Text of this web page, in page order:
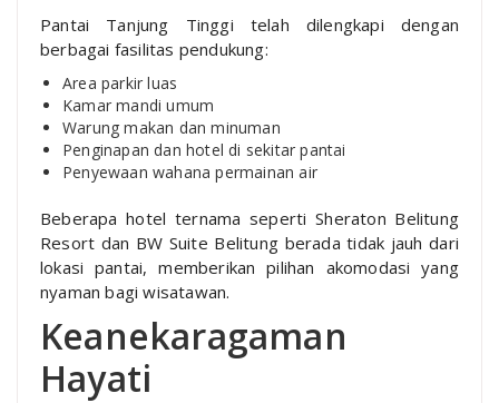
Pantai Tanjung Tinggi telah dilengkapi dengan
berbagai fasilitas pendukung:
Area parkir luas
Kamar mandi umum
Warung makan dan minuman
Penginapan dan hotel di sekitar pantai
Penyewaan wahana permainan air
Beberapa hotel ternama seperti Sheraton Belitung
Resort dan BW Suite Belitung berada tidak jauh dari
lokasi pantai, memberikan pilihan akomodasi yang
nyaman bagi wisatawan.
Keanekaragaman
Hayati